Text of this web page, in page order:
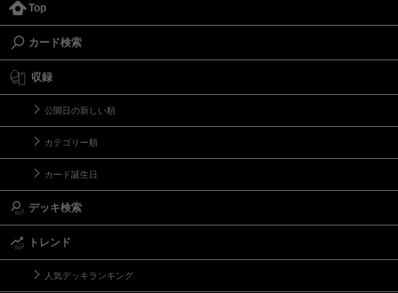
Top
カード検索
収録
公開日の新しい順
カテゴリー順
カード誕生日
デッキ検索
トレンド
人気デッキランキング